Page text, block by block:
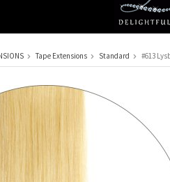
Tape Extensions Standard #613